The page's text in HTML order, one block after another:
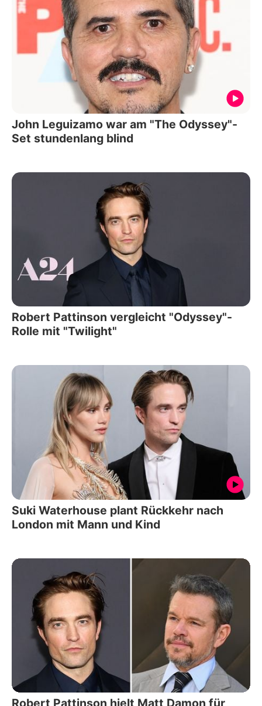
John Leguizamo war am "The Odyssey"-
Set stundenlang blind
Robert Pattinson vergleicht "Odyssey"-
Rolle mit "Twilight"
Suki Waterhouse plant Rückkehr nach
London mit Mann und Kind